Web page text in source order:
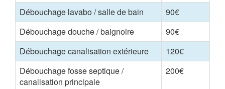
Débouchage lavabo / salle de bain
90€
Débouchage douche / baignoire
90€
Débouchage canalisation extérieure
120€
Débouchage fosse septique /
canalisation principale
200€